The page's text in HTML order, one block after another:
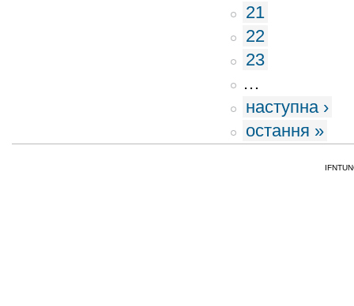
21
22
23
…
наступна ›
остання »